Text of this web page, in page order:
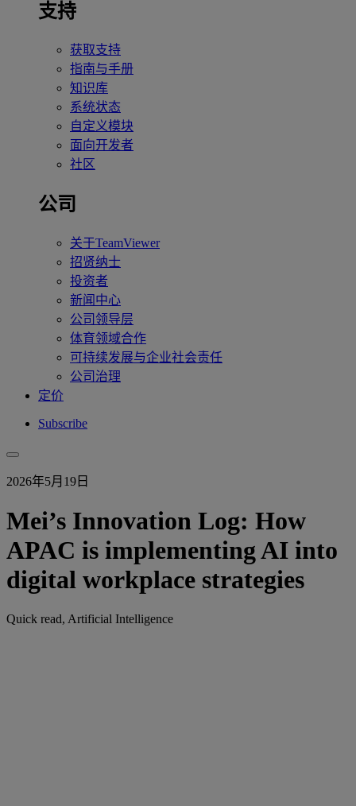
支持
获取支持
指南与手册
知识库
系统状态
自定义模块
面向开发者
社区
公司
关于TeamViewer
招贤纳士
投资者
新闻中心
公司领导层
体育领域合作
可持续发展与企业社会责任
公司治理
定价
Subscribe
2026年5月19日
Mei’s Innovation Log: How
APAC is implementing AI into
digital workplace strategies
Quick read, Artificial Intelligence